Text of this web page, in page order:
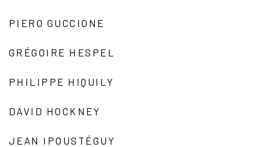
PIERO GUCCIONE
GRÉGOIRE HESPEL
PHILIPPE HIQUILY
DAVID HOCKNEY
JEAN IPOUSTÉGUY